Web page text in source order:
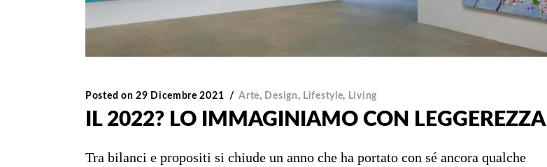
Posted on 29 Dicembre 2021 Arte, Design, Lifestyle, Living
IL 2022? LO IMMAGINIAMO CON LEGGEREZZA
Tra bilanci e propositi si chiude un anno che ha portato con sé ancora qualche